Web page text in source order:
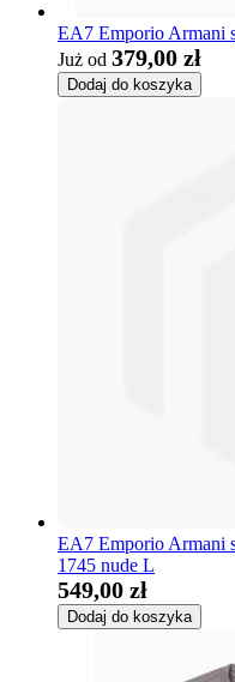
EA7 Emporio Armani
Już od 379,00 zł
Dodaj do koszyka
EA7 Emporio Armani
1745 nude L
549,00 zł
Dodaj do koszyka